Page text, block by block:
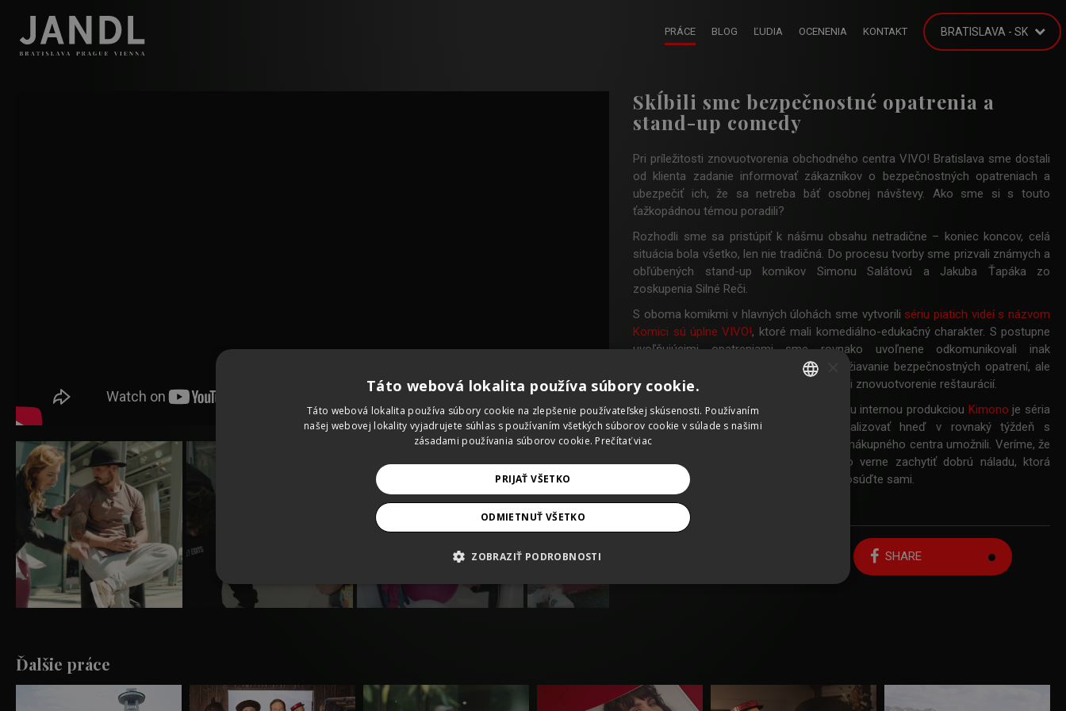
PRÁCE BLOG ĽUDIA OCENENIA KONTAKT BRATISLAVA - SK
Skĺbili sme bezpečnostné opatrenia a
stand-up comedy
Pri príležitosti znovuotvorenia obchodného centra VIVO! Bratislava sme dostali
od klienta zadanie informovať zákazníkov o bezpečnostných opatreniach a
ubezpečiť ich, že sa netreba báť osobnej návštevy. Ako sme si s touto
ťažkopádnou témou poradili?
Rozhodli sme sa pristúpiť k nášmu obsahu netradične – koniec koncov, celá
situácia bola všetko, len nie tradičná. Do procesu tvorby sme prizvali známych a
obľúbených stand-up komikov Simonu Salátovú a Jakuba Ťapáka zo
zoskupenia Silné Reči.
S oboma komikmi v hlavných úlohách sme vytvorili sériu piatich videí s názvom
Komici sú úplne VIVO!, ktoré mali komediálno-edukačný charakter. S postupne
uvoľňujúcimi opatreniami sme rovnako uvoľnene odkomunikovali inak
neatraktívne témy ako zodpovedné dodržiavanie bezpečnostných opatrení, ale
aj tie atraktívnejšie ako sú uvítacie zľavy či znovuotvorenie reštaurácií.
Výsledkom spolupráce s komikmi a našou internou produkciou Kimono je séria
zábavných skečov. Tú sme stihli zrealizovať hneď v rovnaký týždeň s
nariadeniami vlády, ktoré znovuotvorenie nákupného centra umožnili. Veríme, že
vo výsledných videách sa nám podarilo verne zachytiť dobrú náladu, ktorá
panovala aj počas celej produkcie. Veď posúďte sami.
SHARE
Ďalšie práce
Táto webová lokalita používa súbory cookie.
Táto webová lokalita používa súbory cookie na zlepšenie používateľskej skúsenosti. Používaním
našej webovej lokality vyjadrujete súhlas s používaním všetkých súborov cookie v súlade s našimi
zásadami používania súborov cookie. Prečítať viac
PRIJAŤ VŠETKO
ODMIETNUŤ VŠETKO
ZOBRAZIŤ PODROBNOSTI